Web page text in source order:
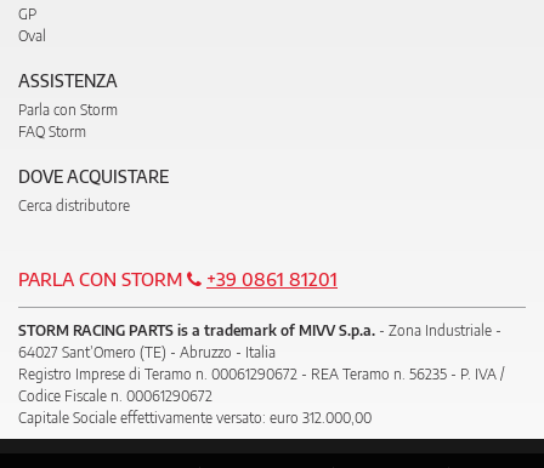
GP
Oval
ASSISTENZA
Parla con Storm
FAQ Storm
DOVE ACQUISTARE
Cerca distributore
PARLA CON STORM +39 0861 81201
STORM RACING PARTS is a trademark of MIVV S.p.a. - Zona Industriale -
64027 Sant’Omero (TE) - Abruzzo - Italia
Registro Imprese di Teramo n. 00061290672 - REA Teramo n. 56235 - P. IVA /
Codice Fiscale n. 00061290672
Capitale Sociale effettivamente versato: euro 312.000,00